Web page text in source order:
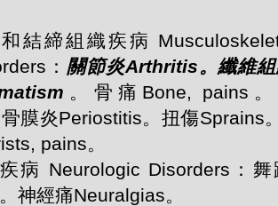
結締組織疾病
： 關節炎Arthritis。纖維
。骨痛Bone, pains
膜炎Periostitis。扭傷Sprains
pains。
病 Neurologic Disorders：
神經痛Neuralgias。